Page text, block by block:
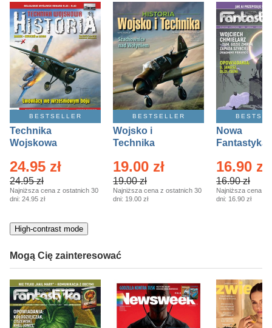
polityka, społeczno-informacyjne
psychologiczne
inne
popularno-naukowe
historia
zdrowie
religie
BESTSELLER
Technika
Wojskowa
– 2/2026
24.95 zł
24.95 zł
Najniższa cena z ostatnich 30
dni: 24.95 zł
BESTSELLER
Wojsko i
Technika
Specjalne –
Eprasa – 2/2026
19.00 zł
19.00 zł
Najniższa cena z ostatnich 30
dni: 19.00 zł
Nowa
Fantastyka
16.90 zł
16.90 zł
Najniższa cena z
dni: 16.90 zł
High-contrast mode
Mogą Cię zainteresować